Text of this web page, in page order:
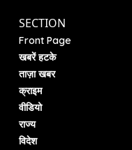
SECTION
Front Page
खबरें हटके
ताज़ा खबर
क्राइम
वीडियो
राज्य
विदेश